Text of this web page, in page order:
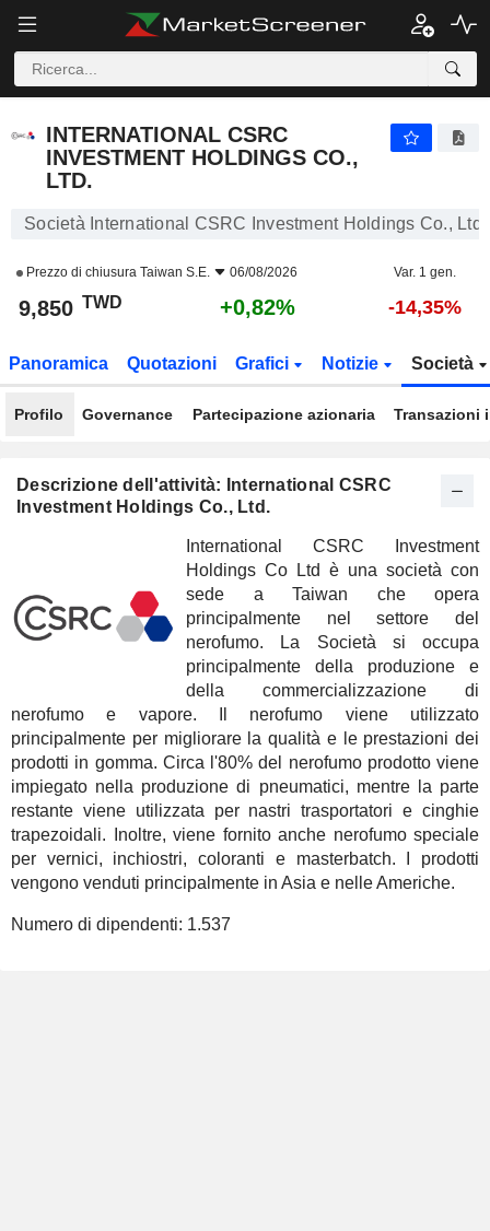
INTERNATIONAL CSRC
INVESTMENT HOLDINGS CO.,
LTD.
Società International CSRC Investment Holdings Co., Ltd.
Prezzo di chiusura Taiwan S.E. 06/08/2026 Var. 1 gen.
9,850 TWD +0,82% -14,35%
Panoramica Quotazioni Grafici Notizie Società
Profilo Governance Partecipazione azionaria Transazioni
Descrizione dell'attività: International CSRC
Investment Holdings Co., Ltd.
International CSRC Investment
Holdings Co Ltd è una società con
sede a Taiwan che opera
principalmente nel settore del
nerofumo. La Società si occupa
principalmente della produzione e
della commercializzazione di
nerofumo e vapore. Il nerofumo viene utilizzato
principalmente per migliorare la qualità e le prestazioni dei
prodotti in gomma. Circa l'80% del nerofumo prodotto viene
impiegato nella produzione di pneumatici, mentre la parte
restante viene utilizzata per nastri trasportatori e cinghie
trapezoidali. Inoltre, viene fornito anche nerofumo speciale
per vernici, inchiostri, coloranti e masterbatch. I prodotti
vengono venduti principalmente in Asia e nelle Americhe.
Numero di dipendenti: 1.537